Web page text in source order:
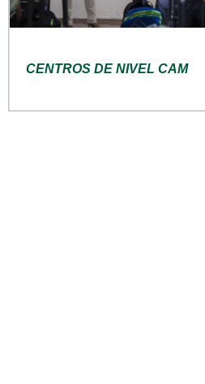
CENTROS DE NIVEL CAM